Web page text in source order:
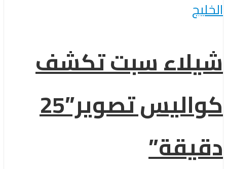
الخليج
شيلاء سبت تكشف
كواليس تصوير”25
دقيقة”